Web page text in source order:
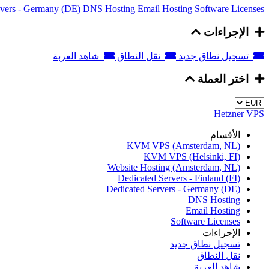
- Germany (DE) DNS Hosting Email Hosting Software Licenses
الإجراءات
تسجيل نطاق جديد نقل النطاق شاهد العربة
اختر العملة
Hetzner VPS
الأقسام
KVM VPS (Amsterdam, NL)
KVM VPS (Helsinki, FI)
Website Hosting (Amsterdam, NL)
Dedicated Servers - Finland (FI)
Dedicated Servers - Germany (DE)
DNS Hosting
Email Hosting
Software Licenses
الإجراءات
تسجيل نطاق جديد
نقل النطاق